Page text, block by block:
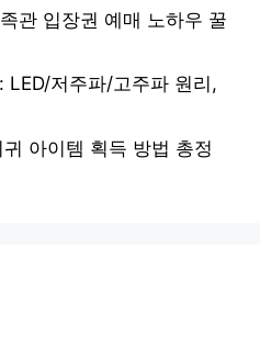
관 입장권 예매 노하우 꿀
LED/저주파/고주파 원리,
아이템 획득 방법 총정